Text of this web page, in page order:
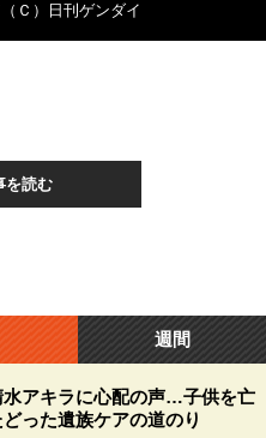
Ｃ）日刊ゲンダイ
を読む
週間
アキラに心配の声…子供を亡
った遺族ケアの道のり